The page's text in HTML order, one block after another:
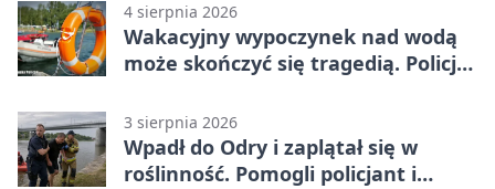
4 sierpnia 2026
Wakacyjny wypoczynek nad wodą
może skończyć się tragedią. Policja
3 sierpnia 2026
Wpadł do Odry i zaplątał się w
roślinność. Pomogli policjant i